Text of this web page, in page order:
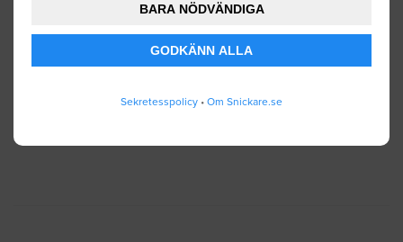
BARA NÖDVÄNDIGA
GODKÄNN ALLA
Sekretesspolicy • Om Snickare.se
mina personuppgifter enligtanvändarvillkoren